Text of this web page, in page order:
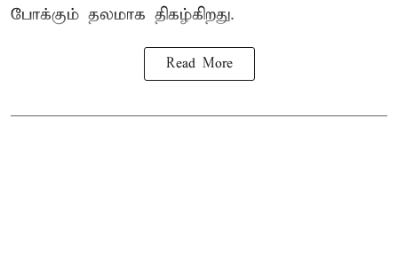
போக்கும் தலமாக திகழ்கிறது.
Read More